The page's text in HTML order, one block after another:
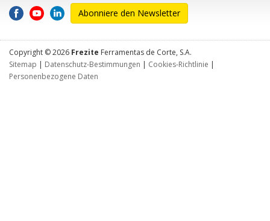
Abonniere den Newsletter
Copyright © 2026 Frezite Ferramentas de Corte, S.A.
Sitemap | Datenschutz-Bestimmungen | Cookies-Richtlinie |
Personenbezogene Daten